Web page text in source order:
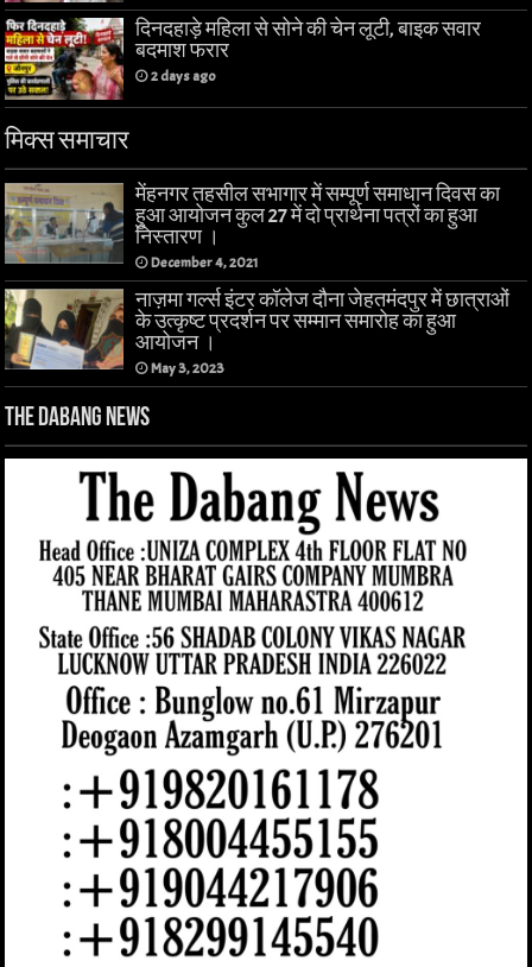
दिनदहाड़े महिला से सोने की चेन लूटी, बाइक सवार
बदमाश फरार
2 days ago
मिक्स समाचार
मेंहनगर तहसील सभागार में सम्पूर्ण समाधान दिवस का
हुआ आयोजन कुल 27 में दो प्रार्थना पत्रों का हुआ
निस्तारण ।
December 4, 2021
नाज़मा गर्ल्स इंटर कॉलेज दौना जेहतमंदपुर में छात्राओं
के उत्कृष्ट प्रदर्शन पर सम्मान समारोह का हुआ
आयोजन ।
May 3, 2023
The Dabang News